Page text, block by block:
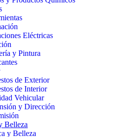
Eléctricas
y Pintura
de Exterior
de Interior
Vehicular
y Dirección
Belleza
y Belleza